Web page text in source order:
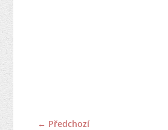
← Předchozí